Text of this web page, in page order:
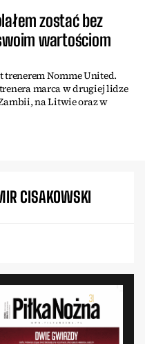
zostać bez
wartościom
trenerem Nomme United.
marca w drugiej lidze
na Litwie oraz w
CISAKOWSKI